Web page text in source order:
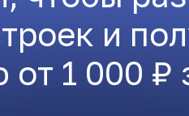
и
от 1 000 ₽